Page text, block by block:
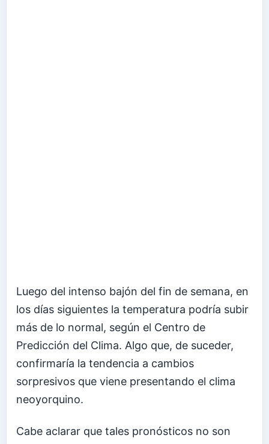
Luego del intenso bajón del fin de semana, en
los días siguientes la temperatura podría subir
más de lo normal, según el Centro de
Predicción del Clima. Algo que, de suceder,
confirmaría la tendencia a cambios
sorpresivos que viene presentando el clima
neoyorquino.
Cabe aclarar que tales pronósticos no son